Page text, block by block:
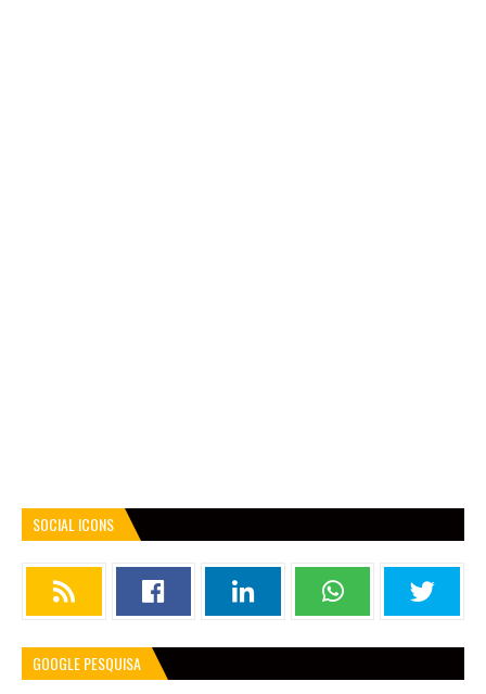
SOCIAL ICONS
GOOGLE PESQUISA